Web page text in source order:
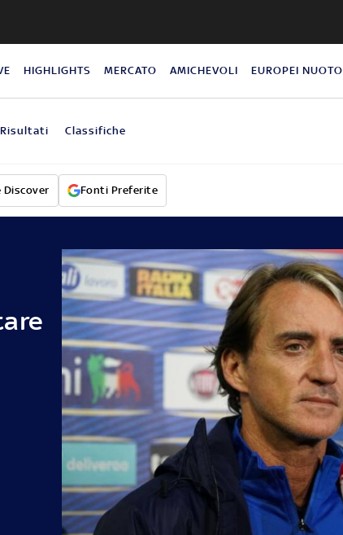
HIGHLIGHTS MERCATO AMICHEVOLI EUROPEI NUOTO
Risultati Classifiche
Discover Fonti Preferite